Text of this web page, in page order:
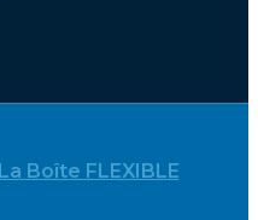
La Boîte FLEXIBLE